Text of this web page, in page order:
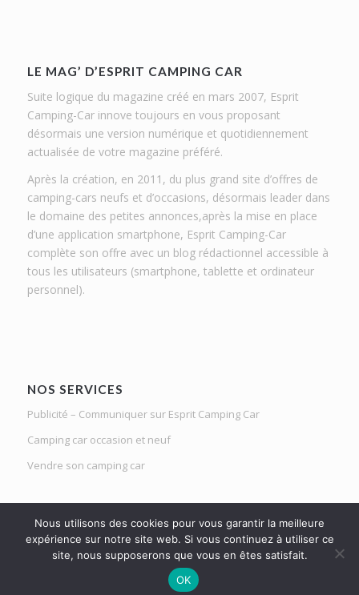
LE MAG’ D’ESPRIT CAMPING CAR
Suite logique du magazine créé en mars 2007, Esprit
Camping-Car innove toujours en vous proposant
désormais une version numérique et quotidiennement
actualisée de votre magazine préféré.
Après la création, en 2011, du plus grand site d’offres de
camping-cars neufs et d’occasions, désormais leader dans
le domaine des petites annonces,après la mise en place
d’une application smartphone, Esprit Camping-Car
complète son offre avec un blog rédactionnel accessible à
tous les utilisateurs (smartphone, tablette et ordinateur
personnel).
NOS SERVICES
Publicité – Communiquer sur Esprit Camping Car
Camping car occasion et neuf
Vendre son camping car
Le Mag d'Esprit Camping Car | Netlight solutions © 2020 | Tous droits
Nous utilisons des cookies pour vous garantir la meilleure
expérience sur notre site web. Si vous continuez à utiliser ce
site, nous supposerons que vous en êtes satisfait.
OK